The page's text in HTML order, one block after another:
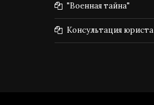
"Военная тайна"
Консультация юриста